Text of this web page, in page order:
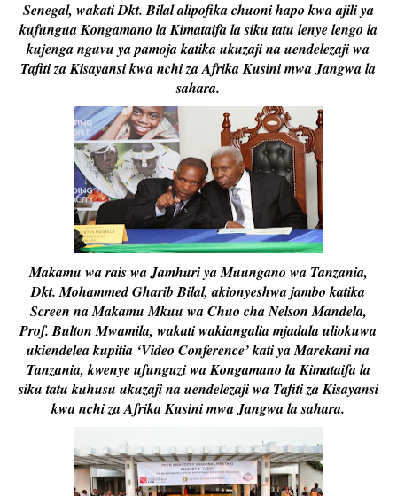
Senegal, wakati Dkt. Bilal alipofika chuoni hapo kwa ajili ya
kufungua Kongamano la Kimataifa la siku tatu lenye lengo la
kujenga nguvu ya pamoja katika ukuzaji na uendelezaji wa
Tafiti za Kisayansi kwa nchi za Afrika Kusini mwa Jangwa la
sahara.
Makamu wa rais wa Jamhuri ya Muungano wa Tanzania,
Dkt. Mohammed Gharib Bilal, akionyeshwa jambo katika
Screen na Makamu Mkuu wa Chuo cha Nelson Mandela,
Prof. Bulton Mwamila, wakati wakiangalia mjadala uliokuwa
ukiendelea kupitia ‘Video Conference’ kati ya Marekani na
Tanzania, kwenye ufunguzi wa Kongamano la Kimataifa la
siku tatu kuhusu ukuzaji na uendelezaji wa Tafiti za Kisayansi
kwa nchi za Afrika Kusini mwa Jangwa la sahara.